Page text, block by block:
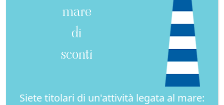
mare
di
sconti
Siete titolari di un'attività legata al mare: